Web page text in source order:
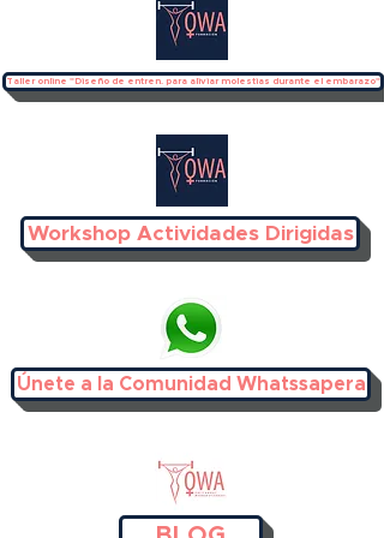
Taller online "Diseño de entren. para aliviar molestias durante el embarazo"
Workshop Actividades Dirigidas
Únete a la Comunidad Whatssapera